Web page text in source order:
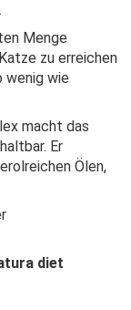
Menge
zu erreichen
wenig wie
macht das
Er
Ölen,
diet